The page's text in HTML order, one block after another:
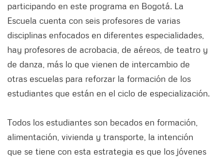
participando en este programa en Bogotá. La
Escuela cuenta con seis profesores de varias
disciplinas enfocados en diferentes especialidades,
hay profesores de acrobacia, de aéreos, de teatro y
de danza, más lo que vienen de intercambio de
otras escuelas para reforzar la formación de los
estudiantes que están en el ciclo de especialización.
Todos los estudiantes son becados en formación,
alimentación, vivienda y transporte, la intención
que se tiene con esta estrategia es que los jóvenes